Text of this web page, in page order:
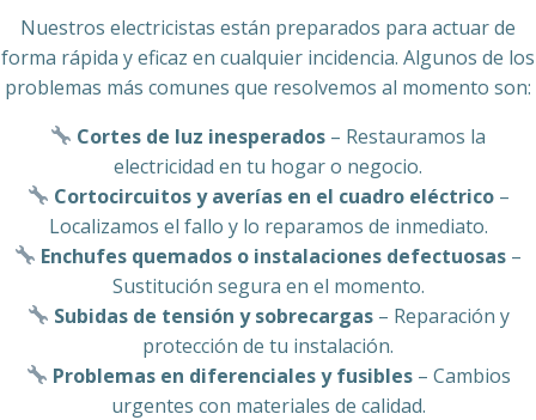
Nuestros electricistas están preparados para actuar de
forma rápida y eficaz en cualquier incidencia. Algunos de los
problemas más comunes que resolvemos al momento son:
Cortes de luz inesperados – Restauramos la
electricidad en tu hogar o negocio.
Cortocircuitos y averías en el cuadro eléctrico–
Localizamos el fallo y lo reparamos de inmediato.
Enchufes quemados o instalaciones defectuosas –
Sustitución segura en el momento.
Subidas de tensión y sobrecargas– Reparación y
protección de tu instalación.
Problemas en diferenciales y fusibles– Cambios
urgentes con materiales de calidad.